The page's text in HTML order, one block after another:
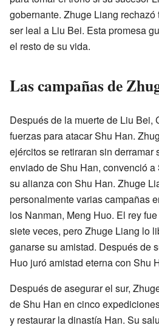
gobernante. Zhuge Liang
ser leal a Liu Bei. Esta promesa
el resto de su vida.
Las campañas de
Después de la muerte de Liu Bei,
fuerzas para atacar Shu Han.
ejércitos se retiraran sin derramar
enviado de Shu Han, convenció
su alianza con Shu Han. Zhuge
personalmente varias campañas
los Nanman, Meng Huo. El rey
siete veces, pero Zhuge Liang lo
ganarse su amistad. Después de
Huo juró amistad eterna con Shu
Después de asegurar el sur,
de Shu Han en cinco
y restaurar la dinastía Han. Su